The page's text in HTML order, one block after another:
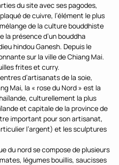
du site avec ses pagodes,
de cuivre, l’élément le plus
de la culture bouddhiste
présence d’un bouddha
hindou Ganesh. Depuis le
sur la ville de Chiang Mai.
frites et curry.
d’artisanats de la soie,
Mai, la « rose du Nord » est la
culturellement la plus
et capitale de la province de
important pour son artisanat,
l’argent) et les sculptures
du nord se compose de plusieurs
légumes bouillis, saucisses